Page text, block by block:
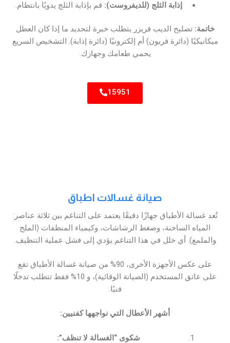
إذابة الثلج (للديفروست): قم بإذابة الثلج يدويًا بانتظام.
خاتمة: تصليح الديب فريزر يتطلب خبرة لتحديد ما إذا كان العطل
ميكانيكيًا (دائرة فريون) أم إلكترونيًا (دائرة إذابة). التشخيص السريع
يحمي طعامك وجهازك.
15951
صيانة غسالات اطباق
تُعد غسالة الأطباق جهازًا دقيقًا يعتمد على التناغم بين ثلاثة عناصر:
المياه الساخنة، وضغط الرشاشات، وكيمياء المنظفات (الملح
والملمع). أي خلل في هذا التناغم يؤدي إلى فشل عملية التنظيف.
على عكس الأجهزة الأخرى، 90% من صيانة غسالة الأطباق تقع
على عاتق المستخدم (الصيانة الوقائية)، و 10% فقط تتطلب تدخلًا
فنيًا.
أشهر الأعطال التي نواجهها كفنيين:
شكوى “الغسالة لا تنظف”: